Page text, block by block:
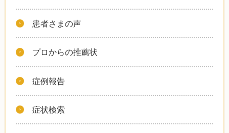
患者さまの声
プロからの推薦状
症例報告
症状検索